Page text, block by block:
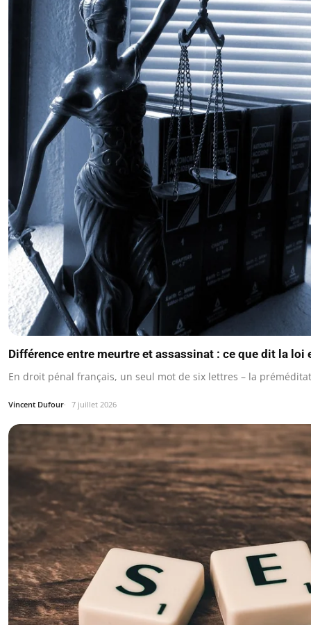
Différence entre meurtre et assassinat : ce que dit la loi
En droit pénal français, un seul mot de six lettres – la
Vincent Dufour 7 juillet 2026